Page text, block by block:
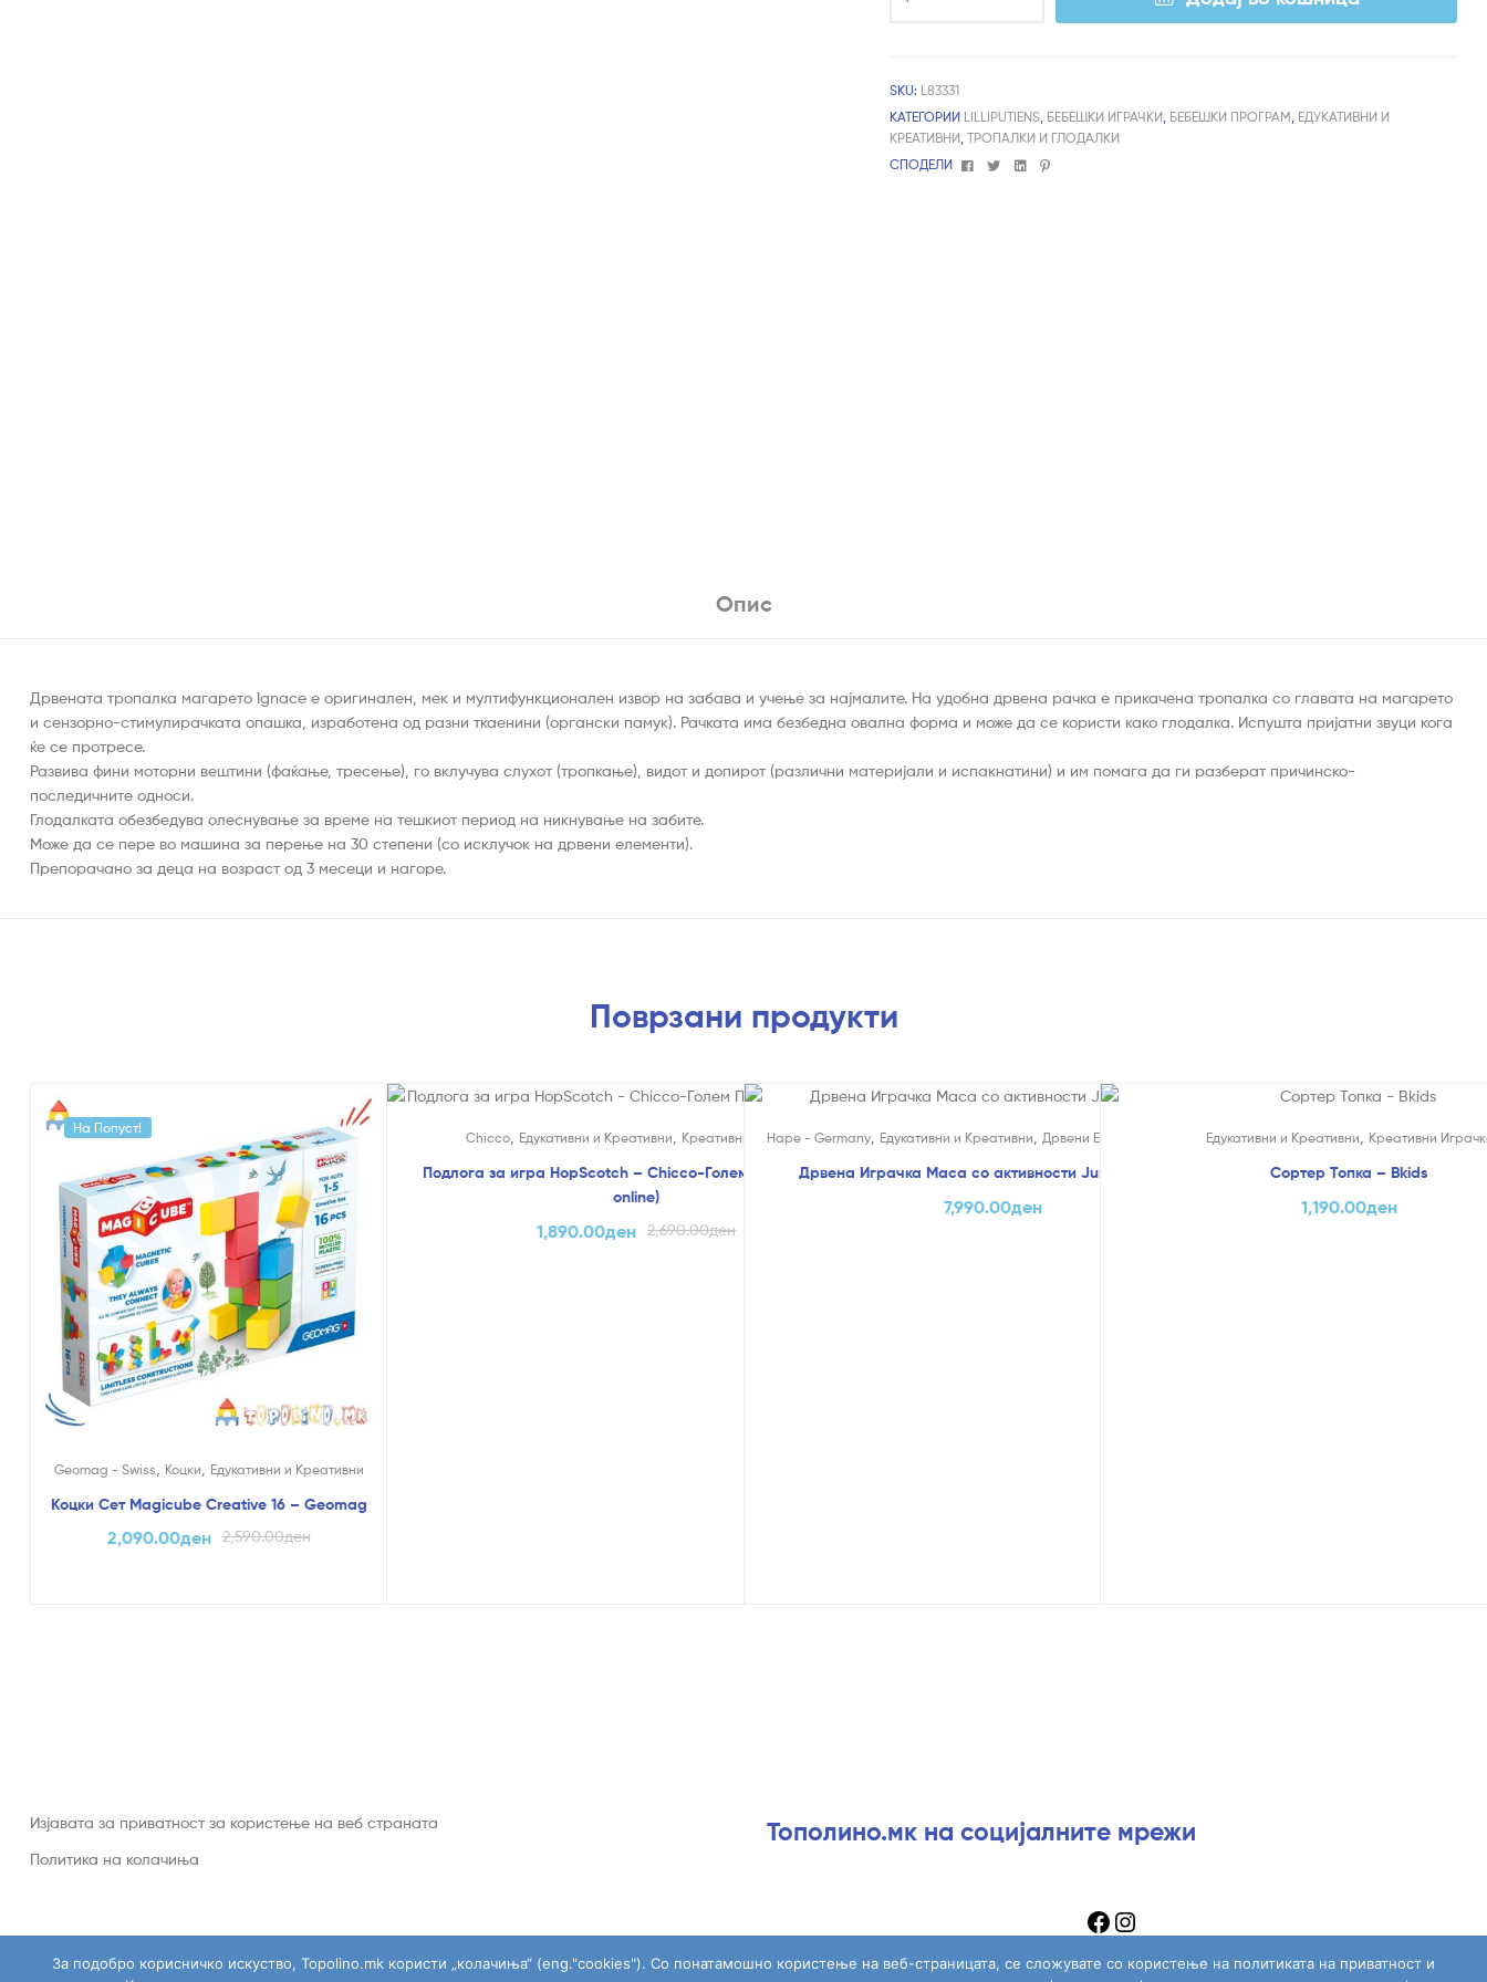
SKU: L83331
КАТЕГОРИИ LILLIPUTIENS БЕБЕШКИ ИГРАЧКИ БЕБЕШКИ ПРОГРАМ ЕДУКАТИВНИ И
КРЕАТИВНИ ,ТРОПАЛКИ И ГЛОДАЛКИ
СПОДЕЛИ
FacebookTwitterLinkedin
Pinterest
Опис
Дрвената тропалка магарето Ignace е оригинален, мек и мултифункционален извор на забава и учење за најмалите. На удобна дрвена рачка е прикачена тропалка со главата на магарето
и сензорно-стимулирачката опашка, изработена од разни ткаенини (органски памук). Рачката има безбедна овална форма и може да се користи како глодалка. Испушта пријатни звуци кога
ќе се протресе.
Развива фини моторни вештини (фаќање, тресење), го вклучува слухот (тропкање), видот и допирот (различни материјали и испакнатини) и им помага да ги разберат причинско-
последичните односи.
Глодалката обезбедува олеснување за време на тешкиот период на никнување на забите.
Може да се пере во машина за перење на 30 степени (со исклучок на дрвени елементи).
Препорачано за деца на возраст од 3 месеци и нагоре.
Поврзани продукти
На Попуст!
Geomag - Swiss Коцки Едукативни и Креативни
Коцки Сет Magicube Creative 16 – Geomag
2,590.00ден
2,090.00ден
Chicco Едукативни и Креативни Креативни Играчки
Подлога за игра HopScotch – Chicco-Голем Попуст (само
online)
2,690.00ден
1,890.00ден
Hape - Germany, Едукативни и Креативни Дрвени Едукативни Играчки
Дрвена Играчка Маса со активности Jungle – Hape
7,990.00ден
Едукативни и Креативни Креативни
Сортер Топка – Bkids
1,190.00ден
Изјавата за приватност за користење на веб страната
Политика на колачиња
Тополино.мк на социјалните мрежи
За подобро корисничко искуство, Topolino.mk користи „колачиња“ (eng."cookies"). Со понатамошно користење на веб-страницата, се сложувате со користење на политиката на приватност и